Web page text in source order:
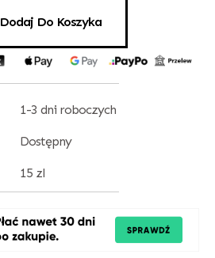
Dodaj Do Koszyka
1-3 dni roboczych
Dostępny
15 zl